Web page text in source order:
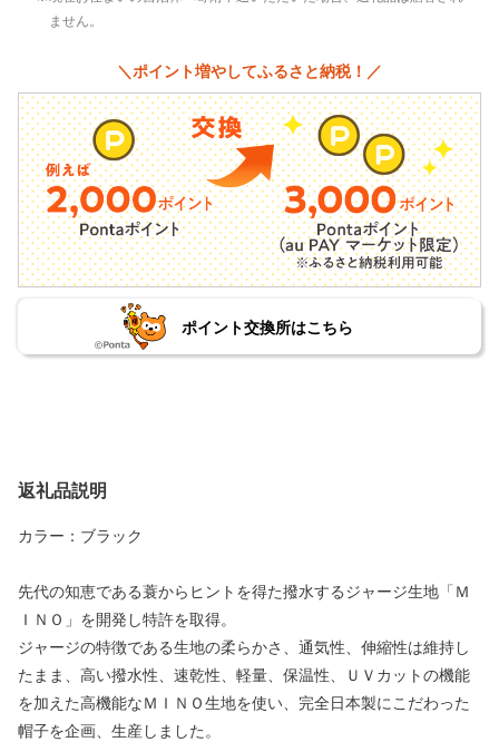
ません。
＼ポイント増やしてふるさと納税！／
ポイント交換所はこちら
返礼品説明
カラー：ブラック
先代の知恵である蓑からヒントを得た撥水するジャージ生地「Ｍ
ＩＮＯ」を開発し特許を取得。
ジャージの特徴である生地の柔らかさ、通気性、伸縮性は維持し
たまま、高い撥水性、速乾性、軽量、保温性、ＵＶカットの機能
を加えた高機能なＭＩＮＯ生地を使い、完全日本製にこだわった
帽子を企画、生産しました。